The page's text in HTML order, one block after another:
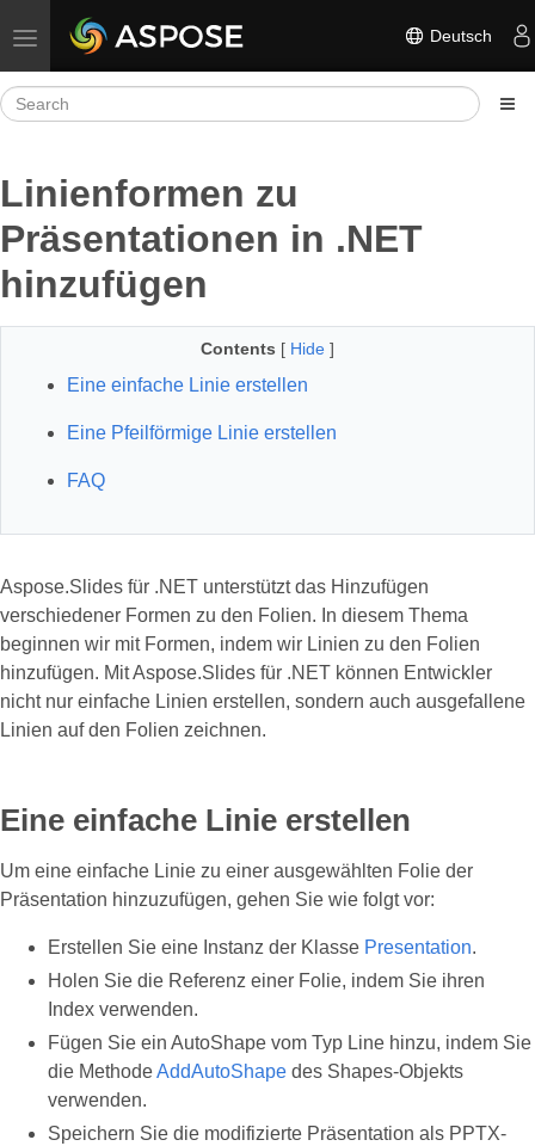
Toggle navigation Deutsch
Linienformen zu
Präsentationen in .NET
hinzufügen
Contents [ Hide ]
Eine einfache Linie erstellen
Eine Pfeilförmige Linie erstellen
FAQ
Aspose.Slides für .NET unterstützt das Hinzufügen
verschiedener Formen zu den Folien. In diesem Thema
beginnen wir mit Formen, indem wir Linien zu den Folien
hinzufügen. Mit Aspose.Slides für .NET können Entwickler
nicht nur einfache Linien erstellen, sondern auch ausgefallene
Linien auf den Folien zeichnen.
Eine einfache Linie erstellen
Um eine einfache Linie zu einer ausgewählten Folie der
Präsentation hinzuzufügen, gehen Sie wie folgt vor:
Erstellen Sie eine Instanz der Klasse Presentation.
Holen Sie die Referenz einer Folie, indem Sie ihren
Index verwenden.
Fügen Sie ein AutoShape vom Typ Line hinzu, indem Sie
die MethodeAddAutoShape des Shapes-Objekts
verwenden.
Speichern Sie die modifizierte Präsentation als PPTX-